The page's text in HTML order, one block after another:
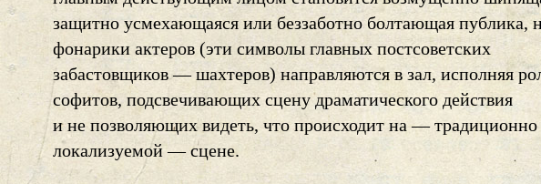
защитно усмехающаяся или беззаботно болтающая публика,
фонарики актеров (эти символы главных постсоветских
забастовщиков — шахтеров) направляются в зал, исполняя
софитов, подсвечивающих сцену драматического действия
и не позволяющих видеть, что происходит на — традиционно
локализуемой — сцене.